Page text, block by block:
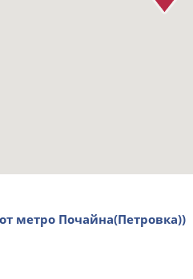
метро Почайна(Петровка))